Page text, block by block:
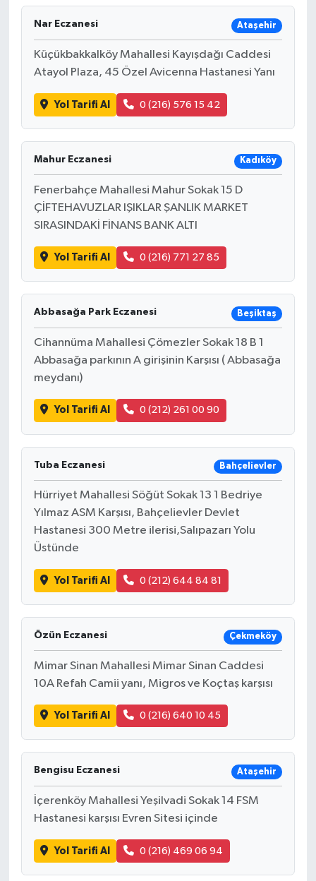
Nar Eczanesi Ataşehir
Küçükbakkalköy Mahallesi Kayışdağı Caddesi
Atayol Plaza, 45 Özel Avicenna Hastanesi Yanı
Yol Tarifi Al 0 (216) 576 15 42
Mahur Eczanesi Kadıköy
Fenerbahçe Mahallesi Mahur Sokak 15 D
ÇİFTEHAVUZLAR IŞIKLAR ŞANLIK MARKET
SIRASINDAKİ FİNANS BANK ALTI
Yol Tarifi Al 0 (216) 771 27 85
Abbasağa Park Eczanesi Beşiktaş
Cihannüma Mahallesi Çömezler Sokak 18 B 1
Abbasağa parkının A girişinin Karşısı ( Abbasağa
meydanı)
Yol Tarifi Al 0 (212) 261 00 90
Tuba Eczanesi Bahçelievler
Hürriyet Mahallesi Söğüt Sokak 13 1 Bedriye
Yılmaz ASM Karşısı, Bahçelievler Devlet
Hastanesi 300 Metre ilerisi,Salıpazarı Yolu
Üstünde
Yol Tarifi Al 0 (212) 644 84 81
Özün Eczanesi Çekmeköy
Mimar Sinan Mahallesi Mimar Sinan Caddesi
10A Refah Camii yanı, Migros ve Koçtaş karşısı
Yol Tarifi Al 0 (216) 640 10 45
Bengisu Eczanesi Ataşehir
İçerenköy Mahallesi Yeşilvadi Sokak 14 FSM
Hastanesi karşısı Evren Sitesi içinde
Yol Tarifi Al 0 (216) 469 06 94